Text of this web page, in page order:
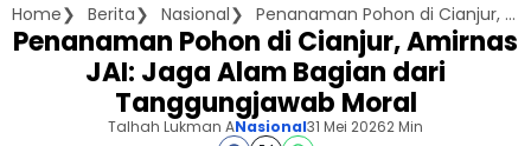
Home Berita Nasional Penanaman Pohon di Cianjur, Amirnas JAI: Jaga Alam Bagian dari Tanggungjawab Moral
Penanaman Pohon di Cianjur, Amirnas
JAI: Jaga Alam Bagian dari
Tanggungjawab Moral
Talhah Lukman ANasional31 Mei 20262 Min